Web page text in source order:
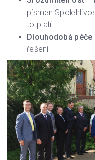
písmen
to platí
Dlouhodobá péče
řešení